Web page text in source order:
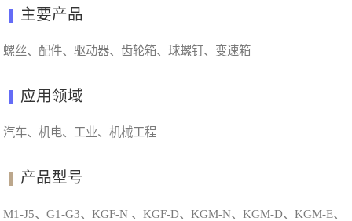
主要产品
螺丝、配件、驱动器、齿轮箱、球螺钉、变速箱
应用领域
汽车、机电、工业、机械工程
产品型号
M1-J5、G1-G3、KGF-N 、KGF-D、KGM-N、KGM-D、KGM-E、